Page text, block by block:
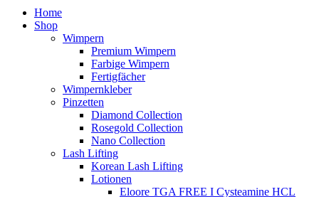
Home
Shop
Wimpern
Premium Wimpern
Farbige Wimpern
Fertigfächer
Wimpernkleber
Pinzetten
Diamond Collection
Rosegold Collection
Nano Collection
Lash Lifting
Korean Lash Lifting
Lotionen
Eloore TGA FREE I Cysteamine HCL